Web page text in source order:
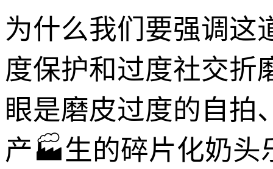
为什么我们要强调这
度保护和过度社交折
眼是磨皮过度的自拍
产🏭生的碎片化奶头